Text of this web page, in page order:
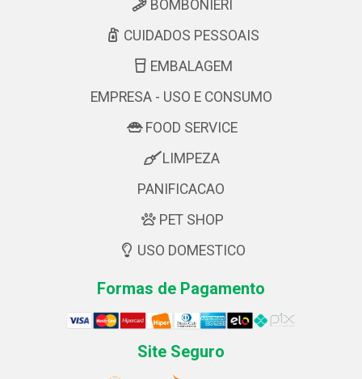
BOMBONIERI
CUIDADOS PESSOAIS
EMBALAGEM
EMPRESA - USO E CONSUMO
FOOD SERVICE
LIMPEZA
PANIFICACAO
PET SHOP
USO DOMESTICO
Formas de Pagamento
Site Seguro